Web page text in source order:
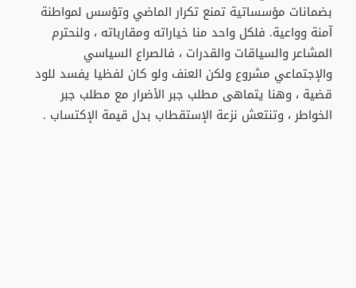
بضمانات مؤسساتية تمنع تكرار الماضي وتؤسس لمواطنة
آمنة وواعية. فلكل واحد منا خياراته ومقارباته ، ولنحترم
المشاعر والسياقات والقدرات ، فالصراع السياسي
والإجتماعي مشروع ولكن العنف ولو كان لفظيا يفسد للود
قضية ، وهنا يتماهى مطلب جبر الأضرار مع مطلب جبر
الخواطر ، وتنتعش نزعة الإستقطاب بدل قيمة الإكتساب .